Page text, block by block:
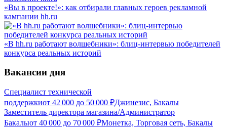
«Вы в проекте!»: как отбирали главных героев рекламной
кампании hh.ru
«В hh.ru работают волшебники»: блиц-интервью победителей
конкурса реальных историй
Вакансии дня
Специалист технической
поддержкиот 42 000 до 50 000 ₽Джинезис, Бакалы
Заместитель директора магазина/Администратор
Бакалыот 40 000 до 70 000 ₽Монетка, Торговая сеть, Бакалы